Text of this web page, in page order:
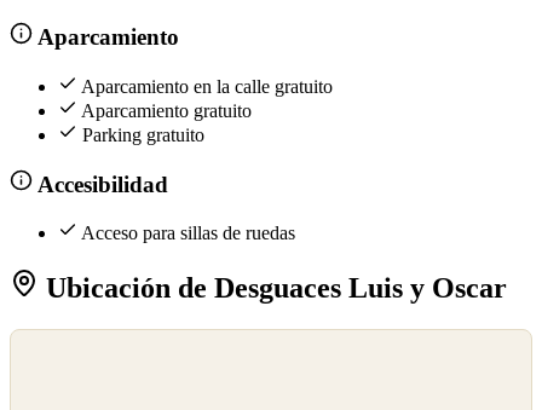
Aparcamiento
Aparcamiento en la calle gratuito
Aparcamiento gratuito
Parking gratuito
Accesibilidad
Acceso para sillas de ruedas
Ubicación de Desguaces Luis y Oscar